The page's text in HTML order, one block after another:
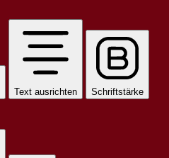
Text ausrichten Schriftstärke